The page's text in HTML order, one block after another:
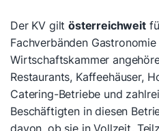
Der KV giltösterreichweit
Fachverbänden
Wirtschaftskammer
Restaurants, Kaffeehäuser,
Catering-Betriebe und
Beschäftigten in diesen